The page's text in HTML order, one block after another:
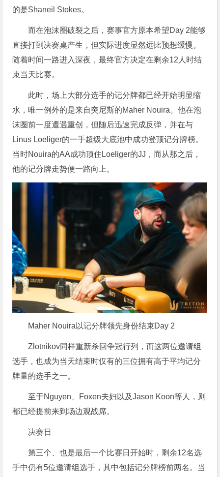
的是Shaneil Stokes。
而在泡沫圈破裂之后，赛事官方原本希望Day 2能够
直接打到决赛桌产生，但实际进度显然远比预想缓慢。
随着时间一路进入深夜，最终官方决定在剩余12人时结
束当天比赛。
此时，场上大部分选手的记分牌都已经开始明显缩
水，唯一例外的是来自突尼斯的Maher Nouira。他在泡
沫圈前一度遭遇重创，但随后迅速完成反弹，并在与
Linus Loeliger的一手超级大底池中成功登顶记分牌榜。
当时Nouira的AA成功顶住Loeliger的JJ，而从那之后，
他的记分牌走势便一路向上。
Maher Nouira以记分牌领先身份结束Day 2
Zlotnikov同样重新杀回争冠行列，而这两位邀请组
选手，也成为当天结束时仅有的三位拥有高于平均记分
牌量的选手之一。
至于Nguyen、Foxen夫妇以及Jason Koon等人，则
都已经提前来到场边观战席。
决赛日
第三个、也是最后一个比赛日开始时，剩余12名选
手中仍有5位邀请组选手，其中包括记分牌榜前两名。当